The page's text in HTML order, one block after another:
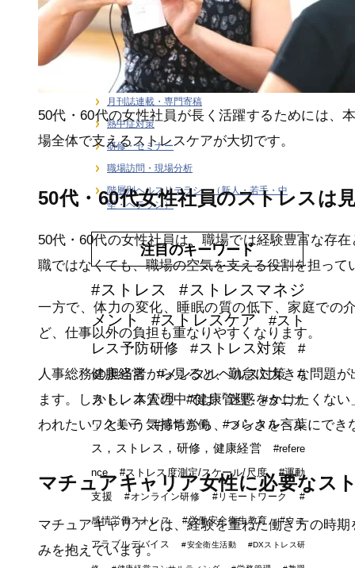
50代・60代の女性社員が長く活躍するためには、
場全体で支えるストレスケアが大切です。
50代・60代女性社員のストレスは
50代・60代の女性社員は、職場では経験豊富な存
職ではなくても、職場の空気を支える役割を担って
一方で、体力の変化、睡眠の質の低下、家庭での
ど、仕事以外の負担も重なりやすくなります。
人事総務の担当者から見ると、勤怠に大きな問題
ます。しかし、本人の中では「迷惑をかけたくな
われたい」という気持ちから、つらさを言葉にでき
マチュアキャリア女性に必要なス
マチュアキャリアとは、経験を重ねた働き方の時
みを抱えています。
在宅勤務者のストレス支援
大学研究連携・学術講演実績
女性従業員の健康支援
感情労働ストレス
月刊誌連載・専門寄稿
熱中症対策
研修・セミナー
職場訪問・現場分析
階層別ヘルスリテラシー（新人・若手・中
堅・ベテラン）
注目のキーワード
#ストレス
#ストレスマネジ
メント
#ストレスケア
#スト
レス予防研修
#ストレス対策
#
健康経営
#メンタルヘルス対策
#
ストレス管理
#健康管理
#タニカ
ワ久美子
#感情労働
#メンタルヘル
ス，ストレス，研修，健康経営
#refere
nce
#ストレス度測定/スケール/尺度
#運動
支援
#オンライン研修 #リモートワーク #
感情労働ストレス #労働安全衛生教育 #ウエ
アラブルデバイス #安全衛生活動 #DXストレス研